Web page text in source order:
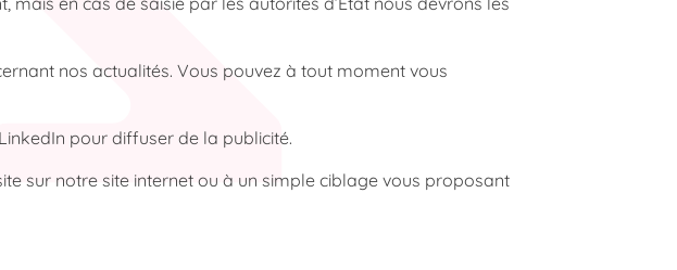
nos actualités. Vous pouvez à tout moment vous
pour diffuser de la publicité.
sur notre site internet ou à un simple ciblage vous proposant